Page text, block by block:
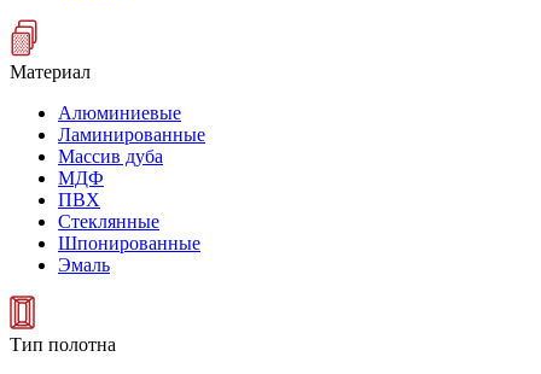
Материал
Алюминиевые
Ламинированные
Массив дуба
МДФ
ПВХ
Стеклянные
Шпонированные
Эмаль
Тип полотна